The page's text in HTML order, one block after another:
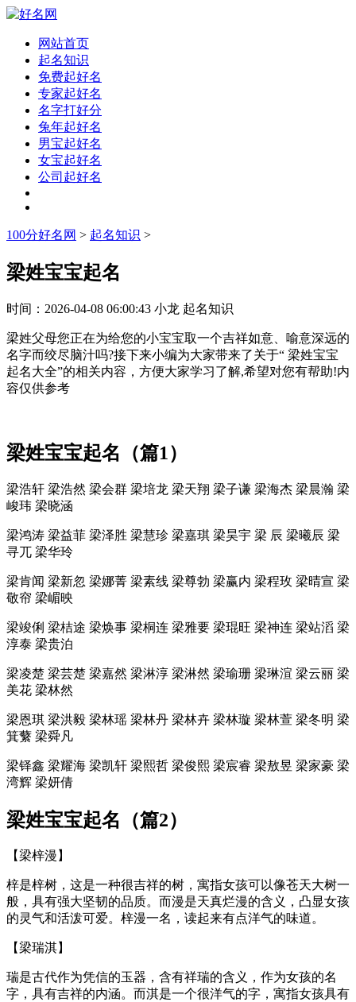
网站首页
起名知识
免费起好名
专家起好名
名字打好分
兔年起好名
男宝起好名
女宝起好名
公司起好名
100分好名网 > 起名知识 >
梁姓宝宝起名
时间： 2026-04-08 06:00:43 小龙 起名知识
梁姓父母您正在为给您的小宝宝取一个吉祥如意、喻意深远的
名字而绞尽脑汁吗?接下来小编为大家带来了关于“ 梁姓宝宝
起名大全”的相关内容，方便大家学习了解,希望对您有帮助!内
容仅供参考
梁姓宝宝起名（篇1）
梁浩轩 梁浩然 梁会群 梁培龙 梁天翔 梁子谦 梁海杰 梁晨瀚 梁
峻玮 梁晓涵
梁鸿涛 梁益菲 梁泽胜 梁慧珍 梁嘉琪 梁昊宇 梁 辰 梁曦辰 梁
寻兀 梁华玲
梁肯闻 梁新忽 梁娜菁 梁素线 梁尊勃 梁赢内 梁程玫 梁晴宣 梁
敬帘 梁嵋映
梁竣俐 梁桔途 梁焕事 梁桐连 梁雅要 梁琨旺 梁神连 梁站滔 梁
淳泰 梁贵泊
梁凌楚 梁芸楚 梁嘉然 梁淋淳 梁淋然 梁瑜珊 梁琳渲 梁云丽 梁
美花 梁林然
梁恩琪 梁洪毅 梁林瑶 梁林丹 梁林卉 梁林璇 梁林萱 梁冬明 梁
箕蘩 梁舜凡
梁铎鑫 梁耀海 梁凯轩 梁熙哲 梁俊熙 梁宸睿 梁敖昱 梁家豪 梁
湾辉 梁妍倩
梁姓宝宝起名（篇2）
【梁梓漫】
梓是梓树，这是一种很吉祥的树，寓指女孩可以像苍天大树一
般，具有强大坚韧的品质。而漫是天真烂漫的含义，凸显女孩
的灵气和活泼可爱。梓漫一名，读起来有点洋气的味道。
【梁瑞淇】
瑞是古代作为凭信的玉器，含有祥瑞的含义，作为女孩的名
字，具有吉祥的内涵。而淇是一个很洋气的字，寓指女孩具有